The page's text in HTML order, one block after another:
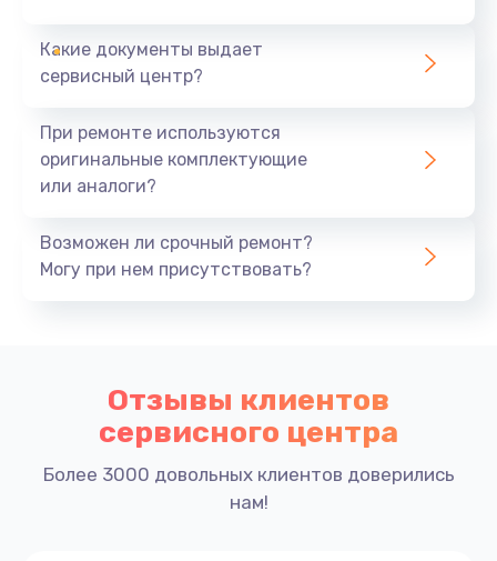
Контакты и заказ услуг
Для оформления заказа на ремонт проекторов или
свяжитесь с нами по телефону +7 (848) 290-45-71.
Мы находимся по адресу: Лизы Чайкиной ул., 85.
Наши специалисты с удовольствием помогут вам
восстановления вашего проектора.
Какие документы выдает
сервисный центр?
При ремонте используются
оригинальные комплектующие
или аналоги?
Возможен ли срочный ремонт?
Могу при нем присутствовать?
Отзывы клиентов
сервисного центра
Более 3000 довольных клиентов доверились
нам!